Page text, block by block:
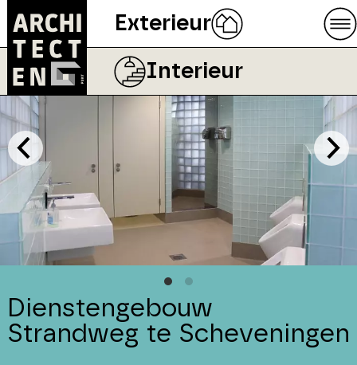
Exterieur
Interieur
Dienstengebouw
Strandweg te Scheveningen